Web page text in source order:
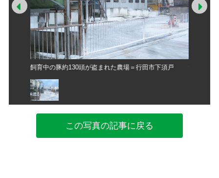
飼育中の豚約130頭が盗まれた農場＝行田市下須戸
Prev
この写真の記事に戻る